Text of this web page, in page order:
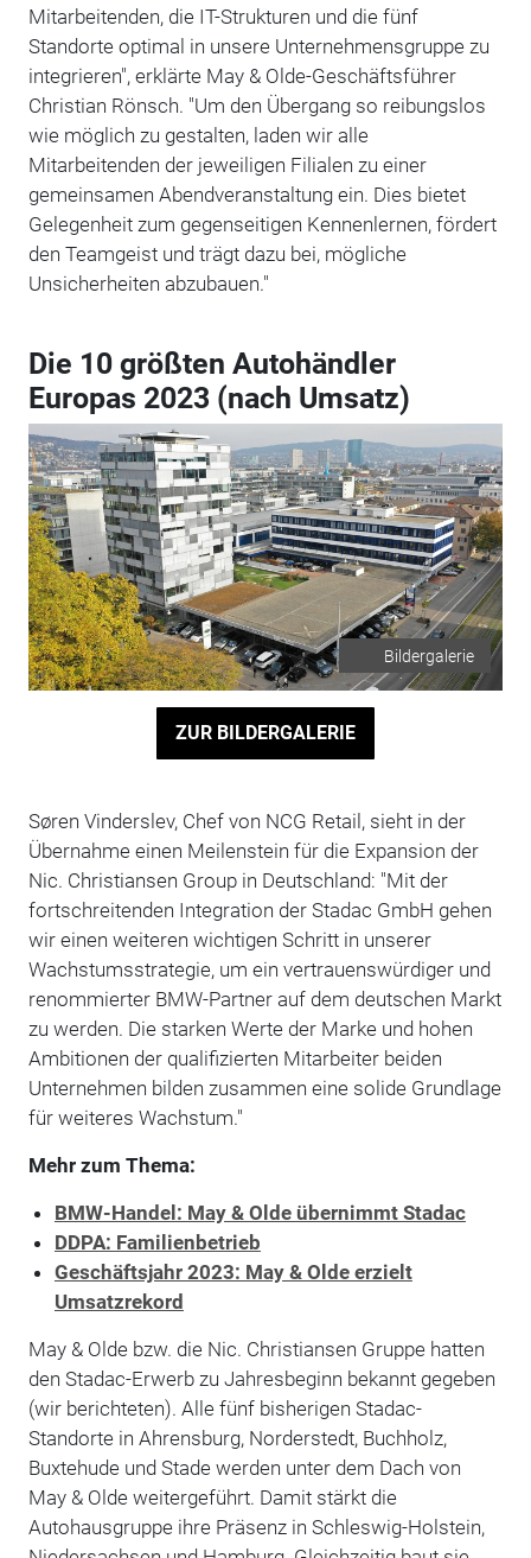
Mitarbeitenden, die IT-Strukturen und die fünf
Standorte optimal in unsere Unternehmensgruppe zu
integrieren", erklärte May & Olde-Geschäftsführer
Christian Rönsch. "Um den Übergang so reibungslos
wie möglich zu gestalten, laden wir alle
Mitarbeitenden der jeweiligen Filialen zu einer
gemeinsamen Abendveranstaltung ein. Dies bietet
Gelegenheit zum gegenseitigen Kennenlernen, fördert
den Teamgeist und trägt dazu bei, mögliche
Unsicherheiten abzubauen."
Die 10 größten Autohändler
Europas 2023 (nach Umsatz)
Bildergalerie
ZUR BILDERGALERIE
Søren Vinderslev, Chef von NCG Retail, sieht in der
Übernahme einen Meilenstein für die Expansion der
Nic. Christiansen Group in Deutschland: "Mit der
fortschreitenden Integration der Stadac GmbH gehen
wir einen weiteren wichtigen Schritt in unserer
Wachstumsstrategie, um ein vertrauenswürdiger und
renommierter BMW-Partner auf dem deutschen Markt
zu werden. Die starken Werte der Marke und hohen
Ambitionen der qualifizierten Mitarbeiter beiden
Unternehmen bilden zusammen eine solide Grundlage
für weiteres Wachstum."
Mehr zum Thema:
BMW-Handel: May & Olde übernimmt Stadac
DDPA: Familienbetrieb
Geschäftsjahr 2023: May & Olde erzielt
Umsatzrekord
May & Olde bzw. die Nic. Christiansen Gruppe hatten
den Stadac-Erwerb zu Jahresbeginn bekannt gegeben
(wir berichteten). Alle fünf bisherigen Stadac-
Standorte in Ahrensburg, Norderstedt, Buchholz,
Buxtehude und Stade werden unter dem Dach von
May & Olde weitergeführt. Damit stärkt die
Autohausgruppe ihre Präsenz in Schleswig-Holstein,